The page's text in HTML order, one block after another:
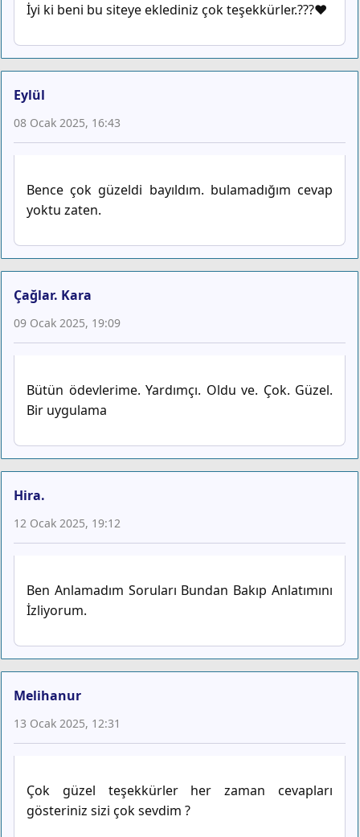
İyi ki beni bu siteye eklediniz çok teşekkürler.???❤
Eylül
08 Ocak 2025, 16:43
Bence çok güzeldi bayıldım. bulamadığım cevap
yoktu zaten.
Çağlar. Kara
09 Ocak 2025, 19:09
Bütün ödevlerime. Yardımçı. Oldu ve. Çok. Güzel.
Bir uygulama
Hira.
12 Ocak 2025, 19:12
Ben Anlamadım Soruları Bundan Bakıp Anlatımını
İzliyorum.
Melihanur
13 Ocak 2025, 12:31
Çok güzel teşekkürler her zaman cevapları
gösteriniz sizi çok sevdim ?